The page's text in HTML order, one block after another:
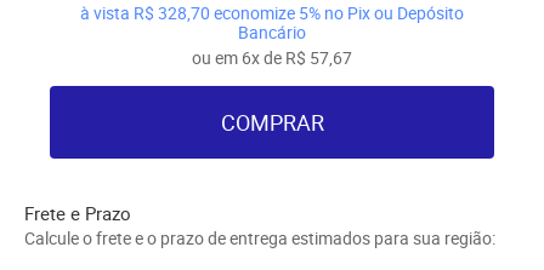
à vista R$ 328,70 economize 5% no Pix ou Depósito
Bancário
ou em 6xde R$ 57,67
COMPRAR
Frete e Prazo
Calcule o frete e o prazo de entrega estimados para sua região: